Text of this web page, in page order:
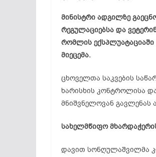
მინისტრი ადგილზე
რეგულაციებსა და
რომლის
მიეცემა.
ცხოველთა საკვების
ხარისხის კონტროლისა
მნიშვნელოვან გავლენას
სახელმწიფო
დავით სონღულაშვილმა